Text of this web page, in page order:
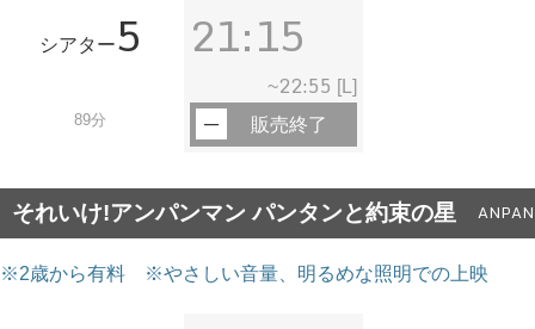
シアター5
89分
21:15
~22:55 [L]
販売終了
それいけ!アンパンマン パンタンと約束の星
※2歳から有料 ※やさしい音量、明るめな照明での上映